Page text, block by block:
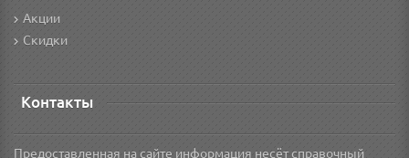
Акции
Скидки
Контакты
Предоставленная на сайте информация несёт справочный